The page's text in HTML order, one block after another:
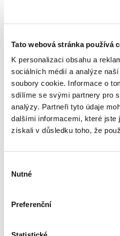
Tato webová stránka používá
K personalizaci obsahu a
sociálních médií a analýze
soubory cookie. Informace o
sdílíme se svými partnery pro
analýzy. Partneři tyto údaje
dalšími informacemi, které jste
získali v důsledku toho, že
souhlasu
Nutné
Preferenční
Síť dnes generuje obrovské
zařízeními, uživateli a
mohou skrývat bezpečnostní
problémy s výkonem, které není
nástroji.
Na webináři si představíme
odhalovat podezřelé chování,
komunikace v síti získají
jasný přehled o tom, co se v
incidenty a lépe chránit data i